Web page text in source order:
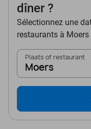
dîner ?
Sélectionnez une
restaurants à Moers
Plaats of restaurant
Moers